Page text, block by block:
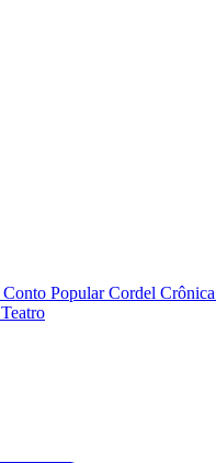
Conto PopularCordel Crônica
Teatro